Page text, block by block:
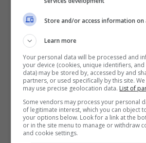
Stefano de Martino
villa davvero gigantesca
comfort.
Store and/or access information on
Learn more
Your personal data will be processed and
your device (cookies, unique identifiers,
data) may be stored by, accessed by and
partners, or used specifically by this site.
may use precise geolocation data. List of
Some vendors may process your personal
of legitimate interest, which you can object
your options below. Look for a link at the
or in the site menu to manage or withdraw
and cookie settings.